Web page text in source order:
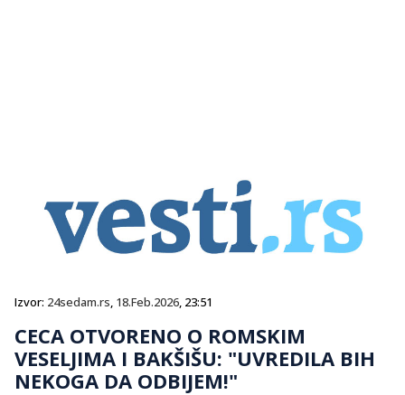
Izvor: 24sedam.rs, 18.Feb.2026, 23:51
CECA OTVORENO O ROMSKIM
VESELJIMA I BAKŠIŠU: "UVREDILA BIH
NEKOGA DA ODBIJEM!"